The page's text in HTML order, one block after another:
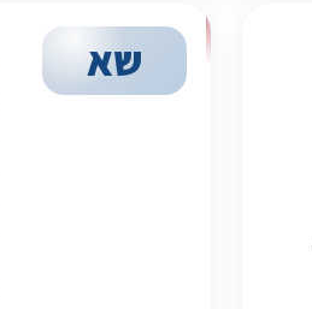
שא